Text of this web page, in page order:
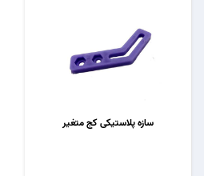
سازه پلاستیکی کج متغیر